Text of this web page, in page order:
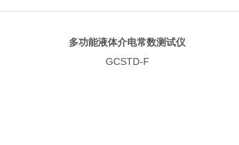
多功能液体介电常数测试仪
GCSTD-F